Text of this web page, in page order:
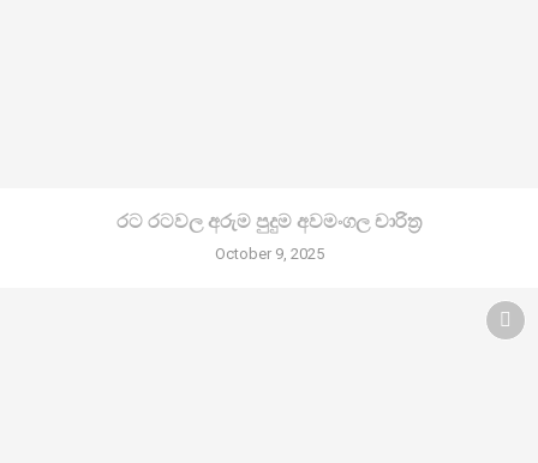
රට රටවල අරුම පුදුම අවමංගල චාරිත්‍ර
October 9, 2025